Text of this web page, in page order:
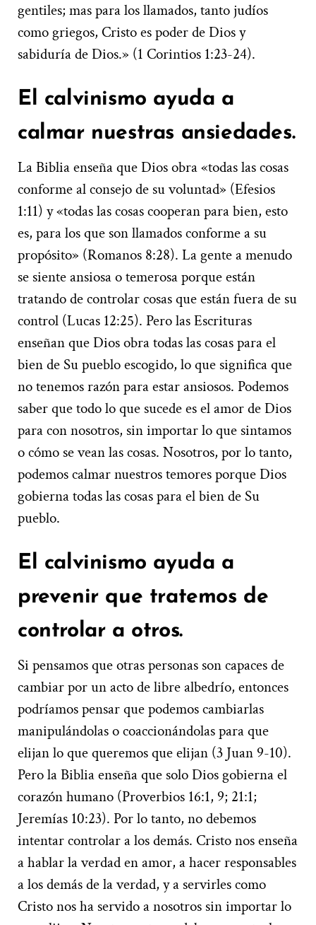
gentiles; mas para los llamados, tanto judíos
como griegos, Cristo es poder de Dios y
sabiduría de Dios.» (1 Corintios 1:23-24).
El calvinismo ayuda a
calmar nuestras ansiedades.
La Biblia enseña que Dios obra «todas las cosas
conforme al consejo de su voluntad» (Efesios
1:11) y «todas las cosas cooperan para bien, esto
es, para los que son llamados conforme a su
propósito» (Romanos 8:28). La gente a menudo
se siente ansiosa o temerosa porque están
tratando de controlar cosas que están fuera de su
control (Lucas 12:25). Pero las Escrituras
enseñan que Dios obra todas las cosas para el
bien de Su pueblo escogido, lo que significa que
no tenemos razón para estar ansiosos. Podemos
saber que todo lo que sucede es el amor de Dios
para con nosotros, sin importar lo que sintamos
o cómo se vean las cosas. Nosotros, por lo tanto,
podemos calmar nuestros temores porque Dios
gobierna todas las cosas para el bien de Su
pueblo.
El calvinismo ayuda a
prevenir que tratemos de
controlar a otros.
Si pensamos que otras personas son capaces de
cambiar por un acto de libre albedrío, entonces
podríamos pensar que podemos cambiarlas
manipulándolas o coaccionándolas para que
elijan lo que queremos que elijan (3 Juan 9-10).
Pero la Biblia enseña que solo Dios gobierna el
corazón humano (Proverbios 16:1, 9; 21:1;
Jeremías 10:23). Por lo tanto, no debemos
intentar controlar a los demás. Cristo nos enseña
a hablar la verdad en amor, a hacer responsables
a los demás de la verdad, y a servirles como
Cristo nos ha servido a nosotros sin importar lo